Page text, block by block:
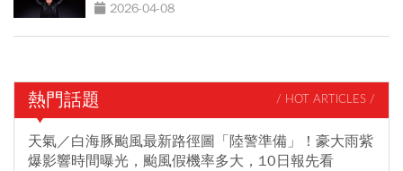
2026-04-08
熱門話題 / HOT ARTICLES /
天氣／白海豚颱風最新路徑圖「陸警準備」！豪大雨紫
爆影響時間曝光，颱風假機率多大，10日報先看